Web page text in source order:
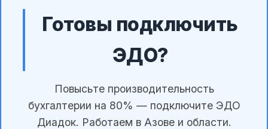
Готовы подключить
ЭДО?
Повысьте производительность
бухгалтерии на 80% — подключите ЭДО
Диадок. Работаем в Азове и области.